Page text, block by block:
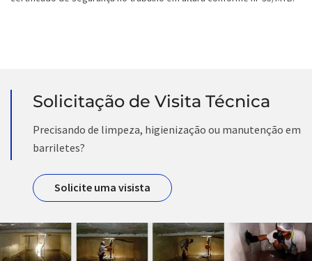
Solicitação de Visita Técnica
Precisando de limpeza, higienização ou manutenção em
barriletes?
Solicite uma visista